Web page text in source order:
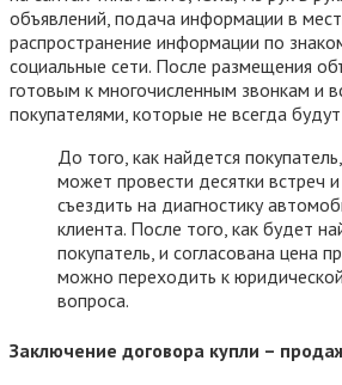
объявлений, подача информации в
распространение информации по
социальные сети. После размещения
готовым к многочисленным звонкам и
покупателями, которые не всегда
До того, как найдется
может провести десятки встреч и
съездить на диагностику
клиента. После того, как будет
покупатель, и согласована цена
можно переходить к
вопроса.
Заключение договора купли –